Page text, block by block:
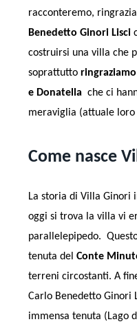
racconteremo,
Benedetto Ginori Lisci
costruirsi una villa che
soprattutto
e Donatella che ci
meraviglia (attuale loro
Come nasce
La storia di Villa Ginori
oggi si trova la villa vi
parallelepipedo.
tenuta del Conte
terreni circostanti. A
Carlo Benedetto Ginori
immensa tenuta (Lago